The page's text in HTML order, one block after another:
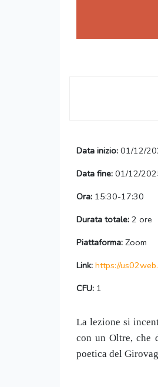
Data inizio: 01/12/
Data fine: 01/12/
Ora: 15:30-17:30
Durata totale: 2 ore
Piattaforma: Zoom
Link: https://
CFU: 1
La lezione si
con un Oltre, che
poetica del